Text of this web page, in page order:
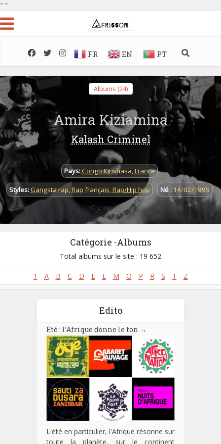
" "
FR EN PT
Albums (24)
Amira Kiziamina
Kalash Criminel
Pays:Congo Kinshasa,France
Styles:Gangsta rap,Rap français,Rap/Hip hop Né : 14/02/1995
Catégorie -Albums
Total albums sur le site : 19 652
1 A B C D E L M O P R S T Z
Edito
Eté : l’Afrique donne le ton →
L'été en particulier, l'Afrique résonne sur
toute la planète, sur le continent